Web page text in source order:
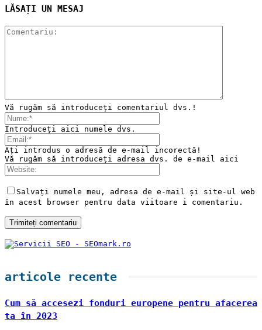
LĂSAȚI UN MESAJ
Vă rugăm să introduceți comentariul dvs.!
Introduceți aici numele dvs.
Ați introdus o adresă de e-mail incorectă!
Vă rugăm să introduceți adresa dvs. de e-mail aici
Salvați numele meu, adresa de e-mail și site-ul web
în acest browser pentru data viitoare i comentariu.
articole recente
Cum să accesezi fonduri europene pentru afacerea
ta în 2023